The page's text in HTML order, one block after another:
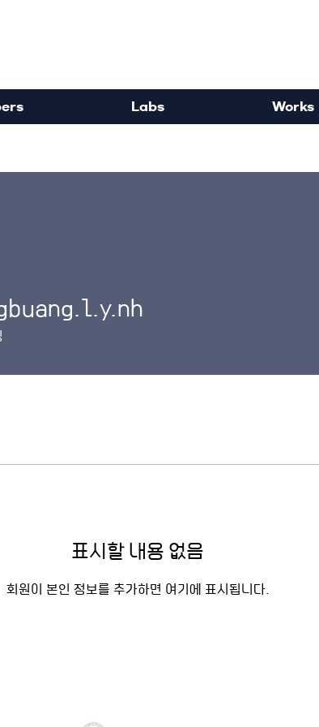
Labs Works
표시할 내용 없음
회원이 본인 정보를 추가하면 여기에 표시됩니다.